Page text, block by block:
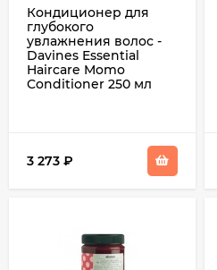
Кондиционер для
глубокого
увлажнения волос -
Davines Essential
Haircare Momo
Conditioner 250 мл
3 273 ₽